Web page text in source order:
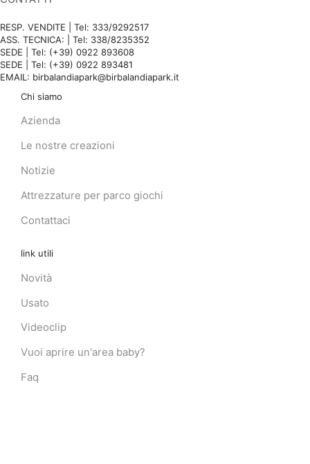
RESP. VENDITE | Tel: 333/9292517
ASS. TECNICA: | Tel: 338/8235352
SEDE | Tel: (+39) 0922 893608
SEDE | Tel: (+39) 0922 893481
EMAIL: birbalandiapark@birbalandiapark.it
Chi siamo
Azienda
Le nostre creazioni
Notizie
Attrezzature per parco giochi
Contattaci
link utili
Novità
Usato
Videoclip
Vuoi aprire un'area baby?
Faq